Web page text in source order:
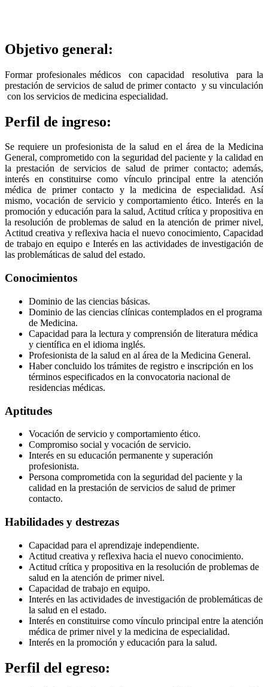
Objetivo general:
Formar profesionales médicos con capacidad resolutiva para la
prestación de servicios de salud de primer contacto y su vinculación
con los servicios de medicina especialidad.
Perfil de ingreso:
Se requiere un profesionista de la salud en el área de la Medicina
General, comprometido con la seguridad del paciente y la calidad en
la prestación de servicios de salud de primer contacto; además,
interés en constituirse como vínculo principal entre la atención
médica de primer contacto y la medicina de especialidad. Así
mismo, vocación de servicio y comportamiento ético. Interés en la
promoción y educación para la salud, Actitud crítica y propositiva en
la resolución de problemas de salud en la atención de primer nivel,
Actitud creativa y reflexiva hacia el nuevo conocimiento, Capacidad
de trabajo en equipo e Interés en las actividades de investigación de
las problemáticas de salud del estado.
Conocimientos
Dominio de las ciencias básicas.
Dominio de las ciencias clínicas contemplados en el programa
de Medicina.
Capacidad para la lectura y comprensión de literatura médica
y científica en el idioma inglés.
Profesionista de la salud en al área de la Medicina General.
Haber concluido los trámites de registro e inscripción en los
términos especificados en la convocatoria nacional de
residencias médicas.
Aptitudes
Vocación de servicio y comportamiento ético.
Compromiso social y vocación de servicio.
Interés en su educación permanente y superación
profesionista.
Persona comprometida con la seguridad del paciente y la
calidad en la prestación de servicios de salud de primer
contacto.
Habilidades y destrezas
Capacidad para el aprendizaje independiente.
Actitud creativa y reflexiva hacia el nuevo conocimiento.
Actitud crítica y propositiva en la resolución de problemas de
salud en la atención de primer nivel.
Capacidad de trabajo en equipo.
Interés en las actividades de investigación de problemáticas de
la salud en el estado.
Interés en constituirse como vínculo principal entre la atención
médica de primer nivel y la medicina de especialidad.
Interés en la promoción y educación para la salud.
Perfil del egreso: